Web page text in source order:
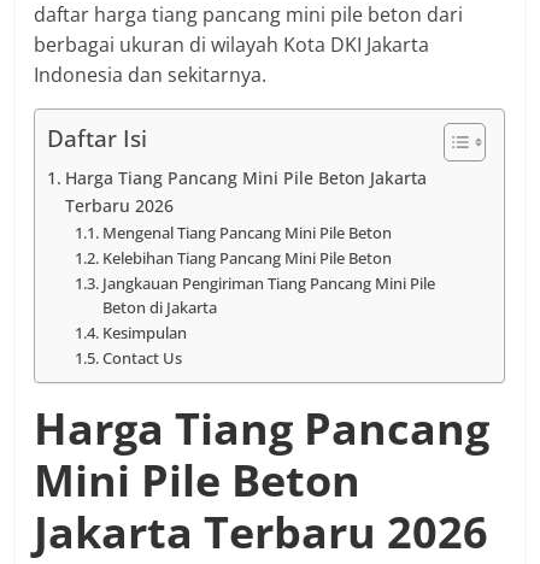
daftar harga tiang pancang mini pile beton dari
berbagai ukuran di wilayah Kota DKI Jakarta
Indonesia dan sekitarnya.
Daftar Isi
Harga Tiang Pancang Mini Pile Beton Jakarta
Terbaru 2026
Mengenal Tiang Pancang Mini Pile Beton
Kelebihan Tiang Pancang Mini Pile Beton
Jangkauan Pengiriman Tiang Pancang Mini Pile
Beton di Jakarta
Kesimpulan
Contact Us
Harga Tiang Pancang
Mini Pile Beton
Jakarta Terbaru 2026